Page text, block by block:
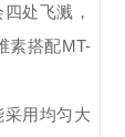
处飞溅，
素搭配MT-
用均匀大